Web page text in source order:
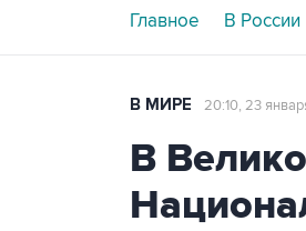
Главное В России
В МИРЕ 20:10, 23
В